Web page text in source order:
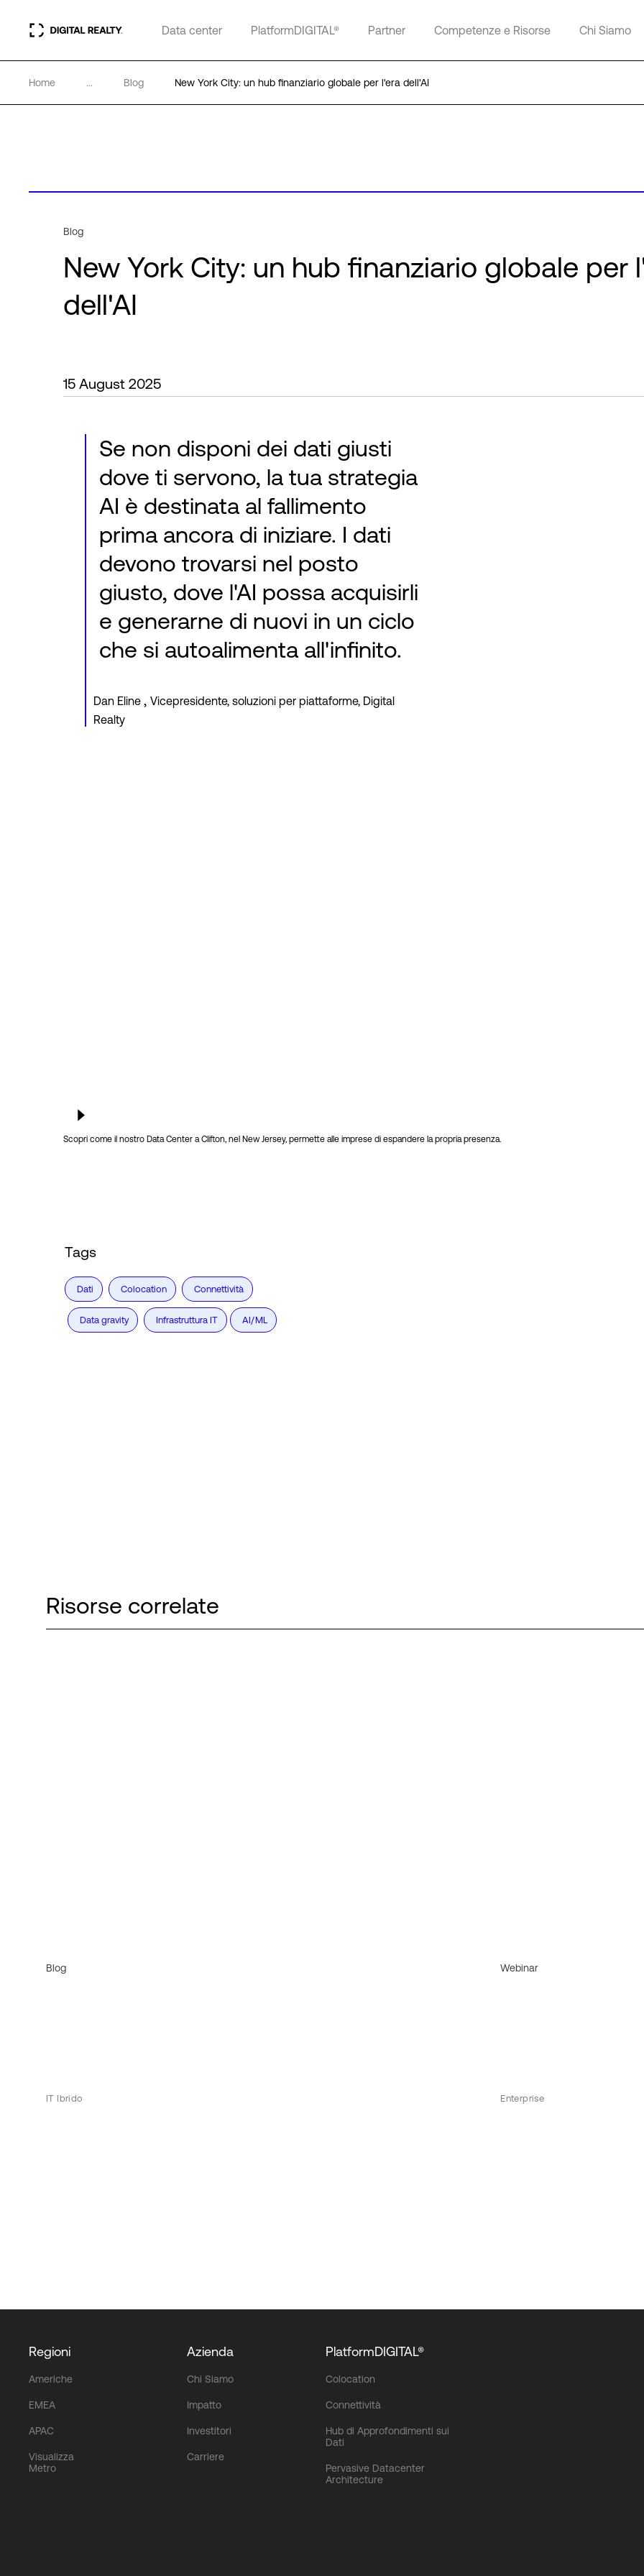
Data center PlatformDIGITAL® Partner Competenze e Risorse Chi Siamo
Home ... Blog New York City: un hub finanziario globale per l'era dell'AI
Blog
New York City: un hub finanziario globale per
dell'AI
15 August 2025
Se non disponi dei dati giusti
dove ti servono, la tua strategia
AI è destinata al fallimento
prima ancora di iniziare. I dati
devono trovarsi nel posto
giusto, dove l'AI possa acquisirli
e generarne di nuovi in un ciclo
che si autoalimenta all'infinito.
Dan Eline , Vicepresidente, soluzioni per piattaforme, Digital
Realty
Scopri come il nostro Data Center a Clifton, nel New Jersey, permette alle imprese di espandere la propria presenza.
Tags
Dati Colocation Connettività
Data gravity Infrastruttura IT AI/ML
Risorse correlate
Blog
IT Ibrido
Webinar
Enterprise
Regioni
Americhe
EMEA
APAC
Visualizza
Metro
Azienda
Chi Siamo
Impatto
Investitori
Carriere
PlatformDIGITAL®
Colocation
Connettività
Hub di Approfondimenti sui
Dati
Pervasive Datacenter
Architecture